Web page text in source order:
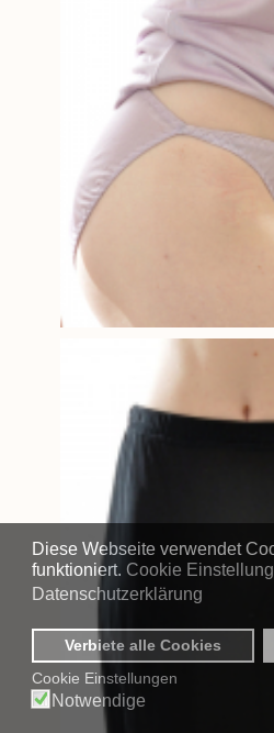
Diese Webseite verwendet
funktioniert. Cookie
Datenschutzerklärung
Verbiete alle Cookies
Cookie Einstellungen
Notwendige